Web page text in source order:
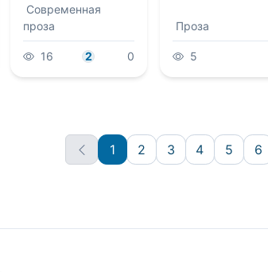
Современная
проза
16 2 0
Проза
5
1 2 3 4 5 6